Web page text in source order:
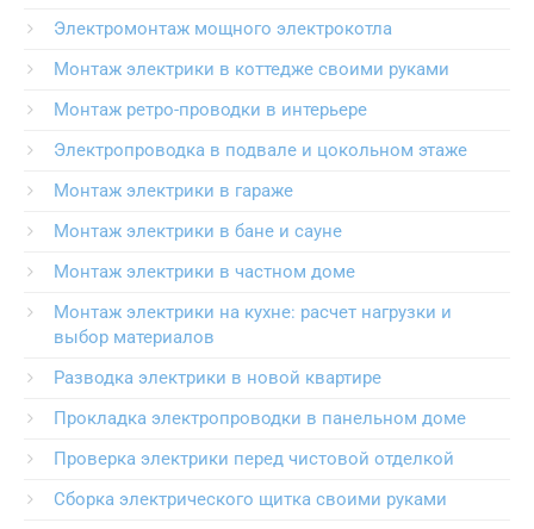
Электромонтаж мощного электрокотла
Монтаж электрики в коттедже своими руками
Монтаж ретро-проводки в интерьере
Электропроводка в подвале и цокольном этаже
Монтаж электрики в гараже
Монтаж электрики в бане и сауне
Монтаж электрики в частном доме
Монтаж электрики на кухне: расчет нагрузки и
выбор материалов
Разводка электрики в новой квартире
Прокладка электропроводки в панельном доме
Проверка электрики перед чистовой отделкой
Сборка электрического щитка своими руками